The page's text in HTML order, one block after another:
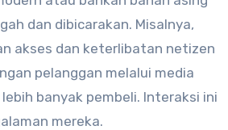
dan dibicarakan. Misalnya,
akses dan keterlibatan netizen
pelanggan melalui media
banyak pembeli. Interaksi ini
mereka.